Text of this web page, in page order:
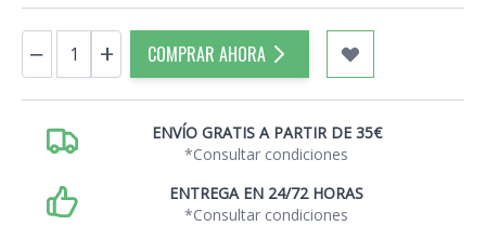
Cantidad
− + COMPRAR AHORA
ENVÍO GRATIS A PARTIR DE 35€
*Consultar condiciones
ENTREGA EN 24/72 HORAS
*Consultar condiciones